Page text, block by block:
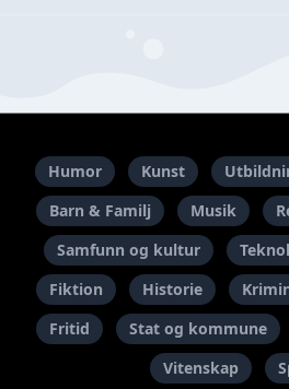
Humor Kunst
Barn & Familj
Musik
Samfunn og kultur
Fiktion
Historie
Fritid
Stat og kommune
Vitenskap